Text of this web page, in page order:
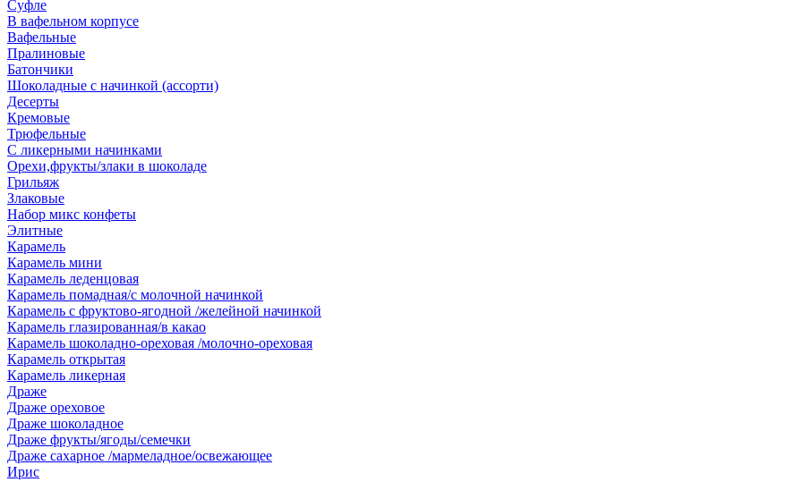
Суфле
В вафельном корпусе
Вафельные
Пралиновые
Батончики
Шоколадные с начинкой (ассорти)
Десерты
Кремовые
Трюфельные
С ликерными начинками
Орехи,фрукты/злаки в шоколаде
Грильяж
Злаковые
Набор микс конфеты
Элитные
Карамель
Карамель мини
Карамель леденцовая
Карамель помадная/с молочной начинкой
Карамель с фруктово-ягодной /желейной начинкой
Карамель глазированная/в какао
Карамель шоколадно-ореховая /молочно-ореховая
Карамель открытая
Карамель ликерная
Драже
Драже ореховое
Драже шоколадное
Драже фрукты/ягоды/семечки
Драже сахарное /мармеладное/освежающее
Ирис